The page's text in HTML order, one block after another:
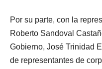
Por su parte, con la
Roberto Sandoval
Gobierno, José Trinidad
de representantes de